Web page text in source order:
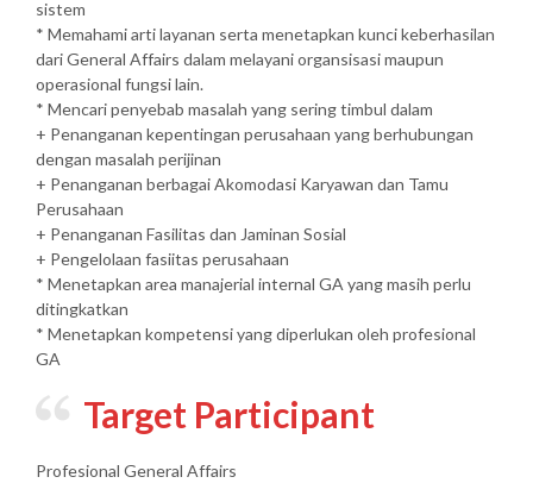
sistem
* Memahami arti layanan serta menetapkan kunci keberhasilan
dari General Affairs dalam melayani organsisasi maupun
operasional fungsi lain.
* Mencari penyebab masalah yang sering timbul dalam
+ Penanganan kepentingan perusahaan yang berhubungan
dengan masalah perijinan
+ Penanganan berbagai Akomodasi Karyawan dan Tamu
Perusahaan
+ Penanganan Fasilitas dan Jaminan Sosial
+ Pengelolaan fasiitas perusahaan
* Menetapkan area manajerial internal GA yang masih perlu
ditingkatkan
* Menetapkan kompetensi yang diperlukan oleh profesional
GA
Target Participant
Profesional General Affairs